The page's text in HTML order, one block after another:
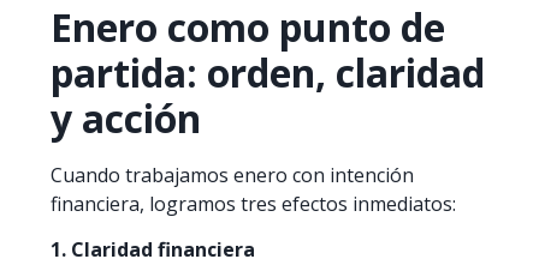
Enero como punto de
partida: orden, claridad
y acción
Cuando trabajamos enero con intención
financiera, logramos tres efectos inmediatos:
1. Claridad financiera